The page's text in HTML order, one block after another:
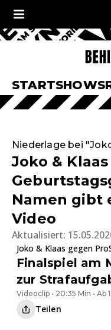
STARTSHOWS
Niederlage bei
Joko &
Namen gibt
Video
Aktualisiert:
Joko & Klaas gegen
Finalspiel am
zur
Videoclip • 20:35 Min • Ab
Teilen